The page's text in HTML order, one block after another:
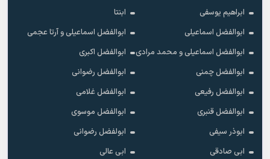
ابراهیم یوسفی
ابنتا
ابوالفضل اسماعیلی
ابوالفضل اسماعیلی و آرتا عجمی
ابوالفضل اسماعیلی و محمد مرادی
ابوالفضل اکبری
ابوالفضل چمنی
ابوالفضل رضوانی
ابوالفضل رفیعی
ابوالفضل غلامی
ابوالفضل قنبری
ابوالفضل موسوی
ابوذر سیفی
ابولفضل رضوانی
ابی صادقی
ابی عالی